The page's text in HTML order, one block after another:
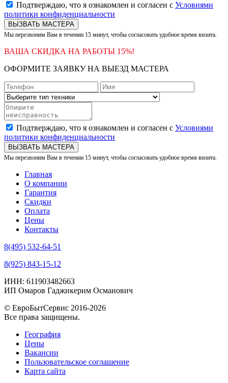
Подтверждаю, что я ознакомлен и согласен с Условиями
политики конфиденциальности
ВЫЗВАТЬ МАСТЕРА
Мы перезвоним Вам в течении 15 минут, чтобы согласовать удобное время визита.
ВАША СКИДКА НА РАБОТЫ 15%!
ОФОРМИТЕ ЗАЯВКУ НА ВЫЕЗД МАСТЕРА
Подтверждаю, что я ознакомлен и согласен с Условиями
политики конфиденциальности
ВЫЗВАТЬ МАСТЕРА
Мы перезвоним Вам в течении 15 минут, чтобы согласовать удобное время визита.
Главная
О компании
Гарантия
Скидки
Оплата
Цены
Контакты
8(495) 532-64-51
8(925) 843-15-12
ИНН: 611903482663
ИП Омаров Гаджикерим Османович
© ЕвроБытСервис 2016-2026
Все права защищены.
География
Цены
Вакансии
Пользовательское соглашение
Карта сайта